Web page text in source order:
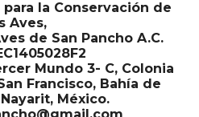
la Conservación de
Aves,
de San Pancho A.C.
Mundo 3- C, Colonia
Francisco, Bahía de
México.